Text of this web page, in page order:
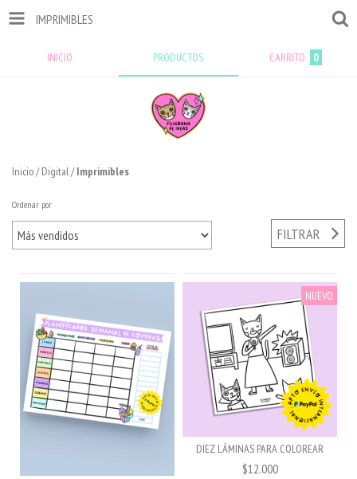
IMPRIMIBLES
INICIO PRODUCTOS CARRITO 0
Inicio/ Digital/ Imprimibles
Ordenar por
FILTRAR
NUEVO
DIEZ LÁMINAS PARA COLOREAR
$12.000